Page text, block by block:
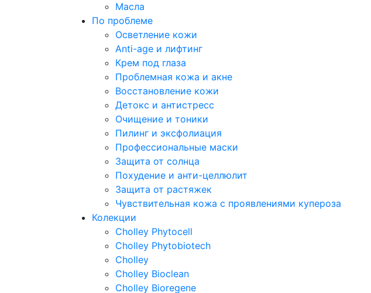
Масла
По проблеме
Осветление кожи
Anti-age и лифтинг
Крем под глаза
Проблемная кожа и акне
Восстановление кожи
Детокс и антистресс
Очищение и тоники
Пилинг и эксфолиация
Профессиональные маски
Защита от солнца
Похудение и анти-целлюлит
Защита от растяжек
Чувствительная кожа с проявлениями купероза
Колекции
Cholley Phytocell
Cholley Phytobiotech
Cholley
Cholley Bioclean
Cholley Bioregene